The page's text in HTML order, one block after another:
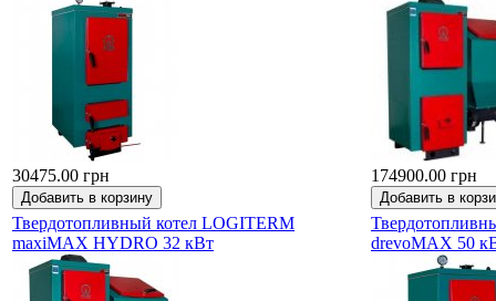
30475.00 грн 174900.00 грн
Твердотопливный котел LOGITERM
maxiMAX HYDRO 32 кВт
drevoMAX 50